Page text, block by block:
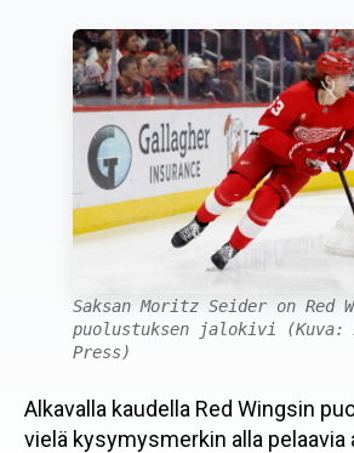
Saksan Moritz Seider on Red
puolustuksen jalokivi (Kuva:
Press)
Alkavalla kaudella Red Wingsin
vielä kysymysmerkin alla pelaavia